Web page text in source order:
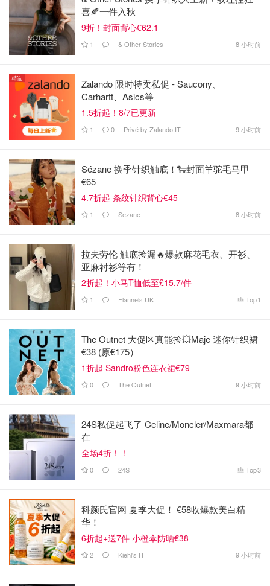
喜🍂一件入秋
9折！封面背心€62.1
1 & Other Stories 8 小时前
精选
Zalando 限时特卖私促 - Saucony、
Carhartt、Asics等
1.5折起！8/7已更新
1 0 Privé by Zalando IT 9 小时前
Sézane 换季针织触底！🐑封面羊驼毛马甲
€65
4.7折起 条纹针织背心€45
1 Sezane 8 小时前
拉夫劳伦 触底捡漏🔥爆款麻花毛衣、开衫、
亚麻衬衫等有！
2折起！小马T恤低至£15.7/件
1 Flannels UK Top1
The Outnet 大促区真能捡💥Maje 迷你针织裙
€38 (原€175）
1折起 Sandro粉色连衣裙€79
0 The Outnet 9 小时前
24S私促起飞了 Celine/Moncler/Maxmara都
在
全场4折！！
0 24S Top3
科颜氏官网 夏季大促！ €58收爆款美白精
华！
6折起+送7件 小橙伞防晒€38
2 Kiehl's IT 9 小时前